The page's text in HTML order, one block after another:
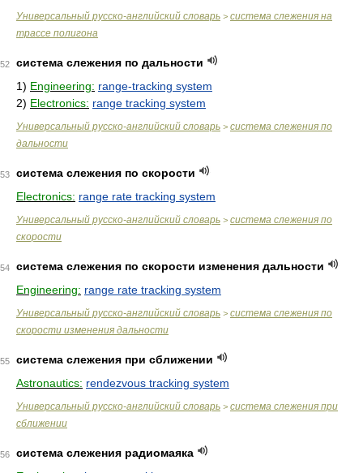
Универсальный русско-английский словарь > система слежения на
трассе полигона
52
система слежения по дальности
1) Engineering: range-tracking system
2) Electronics: range tracking system
Универсальный русско-английский словарь > система слежения по
дальности
53
система слежения по скорости
Electronics: range rate tracking system
Универсальный русско-английский словарь > система слежения по
скорости
54
система слежения по скорости изменения дальности
Engineering: range rate tracking system
Универсальный русско-английский словарь > система слежения по
скорости изменения дальности
55
система слежения при сближении
Astronautics: rendezvous tracking system
Универсальный русско-английский словарь > система слежения при
сближении
56
система слежения радиомаяка